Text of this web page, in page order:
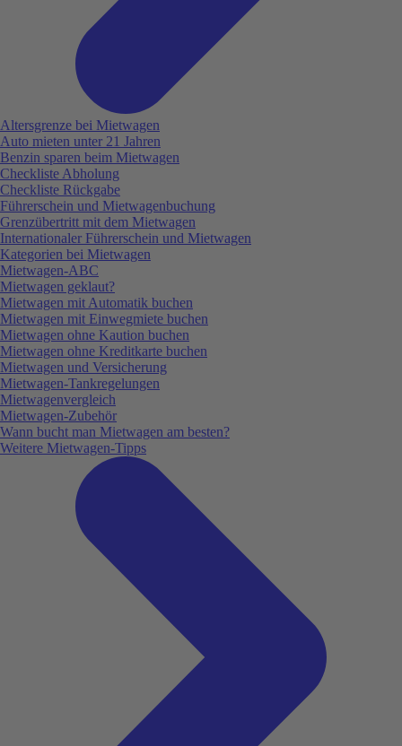
Altersgrenze bei Mietwagen
Auto mieten unter 21 Jahren
Benzin sparen beim Mietwagen
Checkliste Abholung
Checkliste Rückgabe
Führerschein und Mietwagenbuchung
Grenzübertritt mit dem Mietwagen
Internationaler Führerschein und Mietwagen
Kategorien bei Mietwagen
Mietwagen-ABC
Mietwagen geklaut?
Mietwagen mit Automatik buchen
Mietwagen mit Einwegmiete buchen
Mietwagen ohne Kaution buchen
Mietwagen ohne Kreditkarte buchen
Mietwagen und Versicherung
Mietwagen-Tankregelungen
Mietwagenvergleich
Mietwagen-Zubehör
Wann bucht man Mietwagen am besten?
Weitere Mietwagen-Tipps